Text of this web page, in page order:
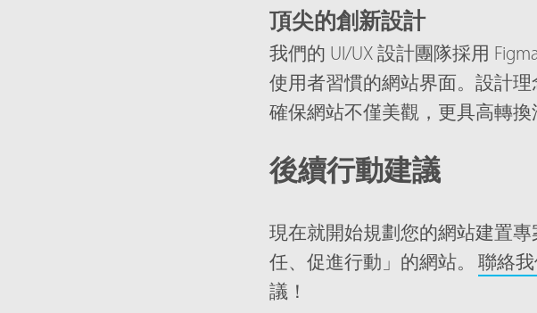
頂尖的創新設計
我們的 UI/UX 設計團隊採用
使用者習慣的網站界面。設計理
確保網站不僅美觀，更具高轉換
後續行動建議
現在就開始規劃您的網站建置
任、促進行動」的網站。
聯絡我
議！